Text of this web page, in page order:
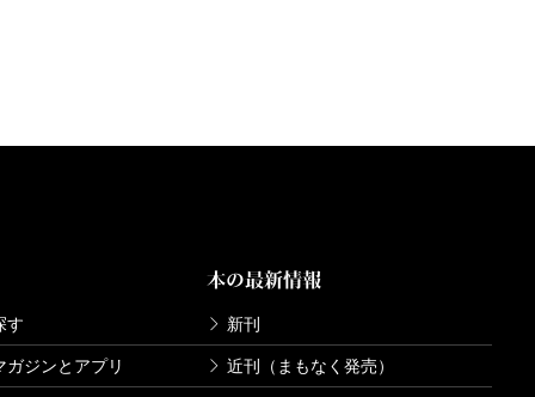
す
ガジンとアプリ
本の最新情報
新刊
近刊（まもなく発売）